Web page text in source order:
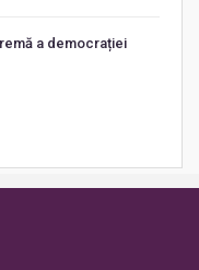
a democrației